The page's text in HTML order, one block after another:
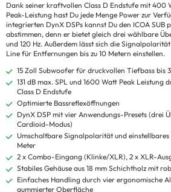
Dank seiner kraftvollen Class D Endstufe mit 400
Peak-Leistung hast Du jede Menge Power zur
integrierten DynX DSPs kannst Du den ICOA SUB
abstimmen, denn er bietet gleich drei wählbare
und 120 Hz. Außerdem lässt sich die
Line für Entfernungen bis zu 10 Metern einstellen.
15 Zoll Subwoofer für druckvollen Tiefbass bis
131 dB max. SPL und 1600 Watt Peak Leistung
Class D Endstufe
Optimierte Bassreflexöffnungen
DynX DSP mit vier Anwendungs-Presets (drei
Cardioid-Modus)
Umschaltbare Signalpolarität und einstellbares
Meter
2 x Combo-Eingang (Klinke/XLR), 2 x XLR-
Stabiles Gehäuse aus 18 mm Schichtholz mit
Einfaches Handling durch vier ergonomische
gummierter Oberfläche